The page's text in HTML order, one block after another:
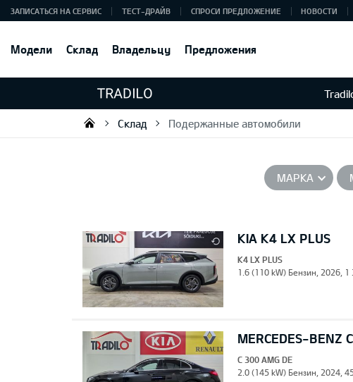
Модели Склад Владельцу Предложения
ЗАПИСАТЬСЯ НА СЕРВИС ТЕСТ-ДРАЙВ СПРОСИ ПРЕДЛОЖЕНИЕ НОВОСТИ
Tradilo OÜ
Склад Подержанные автомобили
МАРКА
KIA K4 LX PLUS
K4 LX PLUS
1.6 (110 kW) Бензин, 2026, 1
MERCEDES-BENZ
C 300 AMG DE
2.0 (145 kW) Бензин, 2024,